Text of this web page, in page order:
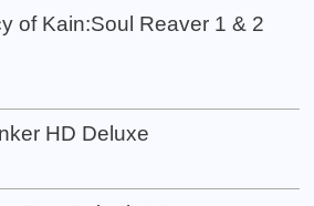
of Kain:Soul Reaver 1 & 2
HD Deluxe